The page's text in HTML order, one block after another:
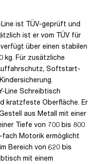
Line ist TÜV-geprüft und
ist er vom TÜV für
über einen stabilen
kg. Für zusätzliche
Softstart-
Line Schreibtisch
kratzfeste Oberfläche. Er
aus Metall mit einer
Tiefe von 700 bis 800
fach Motorik ermöglicht
Bereich von 620 bis
mit einem